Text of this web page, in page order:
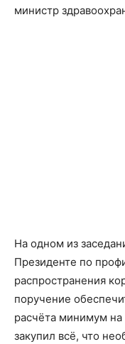
министр
На одном из
Президенте по
распространения
поручение
расчёта минимум
закупил всё, что